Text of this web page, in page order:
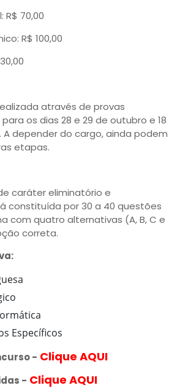
R$ 70,00
R$ 100,00
através de provas
os dias 28 e 29 de outubro e 18
A depender do cargo, ainda podem
etapas.
caráter eliminatório e
constituída por 30 a 40 questões
com quatro alternativas (A, B, C e
correta.
Específicos
- Clique AQUI
- Clique AQUI